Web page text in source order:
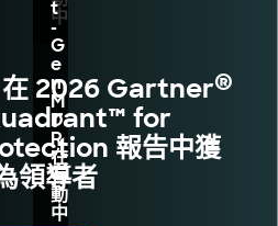
中
t
-
G
e
n
M
D
R
在
行
動
中
2026 Gartner®
for
報告中獲
領導者